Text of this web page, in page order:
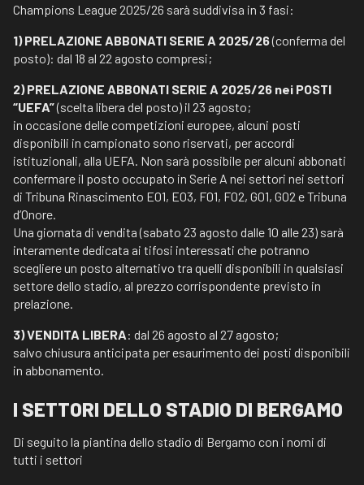
Champions League 2025/26 sarà suddivisa in 3 fasi:
1) PRELAZIONE ABBONATI SERIE A 2025/26(conferma del
posto): dal 18 al 22 agosto compresi;
2) PRELAZIONE ABBONATI SERIE A 2025/26 nei POSTI
“UEFA”(scelta libera del posto) il 23 agosto;
in occasione delle competizioni europee, alcuni posti
disponibili in campionato sono riservati, per accordi
istituzionali, alla UEFA. Non sarà possibile per alcuni abbonati
confermare il posto occupato in Serie A nei settori nei settori
di Tribuna Rinascimento E01, E03, F01, F02, G01, G02 e Tribuna
d’Onore.
Una giornata di vendita (sabato 23 agosto dalle 10 alle 23) sarà
interamente dedicata ai tifosi interessati che potranno
scegliere un posto alternativo tra quelli disponibili in qualsiasi
settore dello stadio, al prezzo corrispondente previsto in
prelazione.
3) VENDITA LIBERA: dal 26 agosto al 27 agosto;
salvo chiusura anticipata per esaurimento dei posti disponibili
in abbonamento.
I SETTORI DELLO STADIO DI BERGAMO
Di seguito la piantina dello stadio di Bergamo con i nomi di
tutti i settori